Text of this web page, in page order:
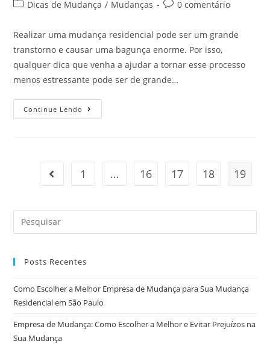
Dicas de Mudança / Mudanças 0 comentário
Realizar uma mudança residencial pode ser um grande
transtorno e causar uma bagunça enorme. Por isso,
qualquer dica que venha a ajudar a tornar esse processo
menos estressante pode ser de grande…
Continue Lendo
1 … 16 17 18 19
Posts Recentes
Como Escolher a Melhor Empresa de Mudança para Sua Mudança
Residencial em São Paulo
Empresa de Mudança: Como Escolher a Melhor e Evitar Prejuízos na
Sua Mudança